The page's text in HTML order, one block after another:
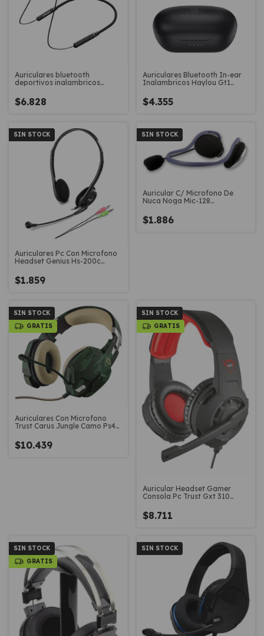
Auriculares bluetooth
deportivos inalambricos
$6.828
Auriculares Bluetooth In-ear
Inalambricos Haylou Gt1
$4.355
SIN STOCK
Auriculares Pc Con Microfono
Headset Genius Hs-200c
$1.859
SIN STOCK
Auricular C/ Microfono De
Nuca Noga Mic-128
$1.886
SIN STOCK
GRATIS
Auriculares Con Microfono
Trust Carus Jungle Camo Ps4
$10.439
SIN STOCK
GRATIS
Auricular Headset Gamer
Consola Pc Trust Gxt 310
$8.711
SIN STOCK
GRATIS
SIN STOCK